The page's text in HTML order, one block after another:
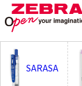
SARASA